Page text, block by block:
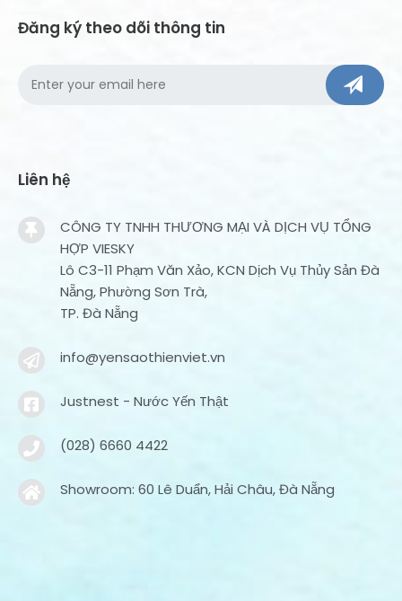
Đăng ký theo dõi thông tin
Liên hệ
CÔNG TY TNHH THƯƠNG MẠI VÀ DỊCH VỤ TỔNG
HỢP VIESKY
Lô C3-11 Phạm Văn Xảo, KCN Dịch Vụ Thủy Sản Đà
Nẵng, Phường Sơn Trà,
TP. Đà Nẵng
info@yensaothienviet.vn
Justnest - Nước Yến Thật
(028) 6660 4422
Showroom: 60 Lê Duẩn, Hải Châu, Đà Nẵng